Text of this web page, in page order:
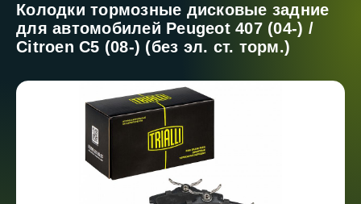
Колодки тормозные дисковые задние
для автомобилей Peugeot 407 (04-) /
Citroen C5 (08-) (без эл. ст. торм.)